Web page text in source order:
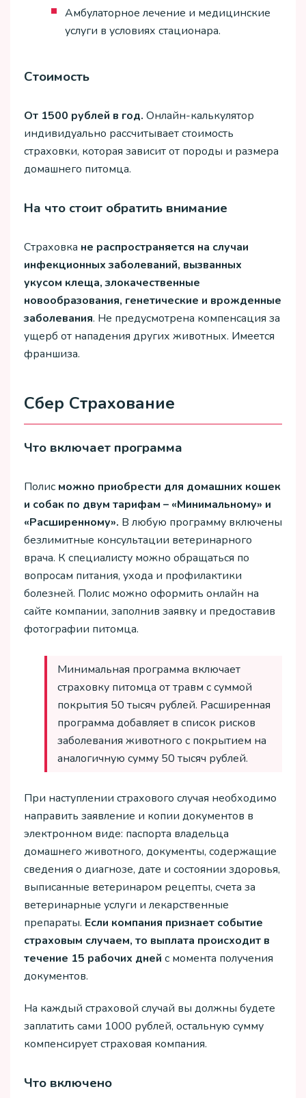
Амбулаторное лечение и медицинские
услуги в условиях стационара.
Стоимость
От 1500 рублей в год. Онлайн-калькулятор
индивидуально рассчитывает стоимость
страховки, которая зависит от породы и размера
домашнего питомца.
На что стоит обратить внимание
Страховка не распространяется на случаи
инфекционных заболеваний, вызванных
укусом клеща, злокачественные
новообразования, генетические и врожденные
заболевания. Не предусмотрена компенсация за
ущерб от нападения других животных. Имеется
франшиза.
Сбер Страхование
Что включает программа
Полис можно приобрести для домашних кошек
и собак по двум тарифам – «Минимальному» и
«Расширенному». В любую программу включены
безлимитные консультации ветеринарного
врача. К специалисту можно обращаться по
вопросам питания, ухода и профилактики
болезней. Полис можно оформить онлайн на
сайте компании, заполнив заявку и предоставив
фотографии питомца.
Минимальная программа включает
страховку питомца от травм с суммой
покрытия 50 тысяч рублей. Расширенная
программа добавляет в список рисков
заболевания животного с покрытием на
аналогичную сумму 50 тысяч рублей.
При наступлении страхового случая необходимо
направить заявление и копии документов в
электронном виде: паспорта владельца
домашнего животного, документы, содержащие
сведения о диагнозе, дате и состоянии здоровья,
выписанные ветеринаром рецепты, счета за
ветеринарные услуги и лекарственные
препараты. Если компания признает событие
страховым случаем, то выплата происходит в
течение 15 рабочих дней с момента получения
документов.
На каждый страховой случай вы должны будете
заплатить сами 1000 рублей, остальную сумму
компенсирует страховая компания.
Что включено